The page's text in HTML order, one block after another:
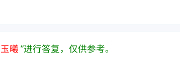
玉曦 ”进行答复，仅供参考。